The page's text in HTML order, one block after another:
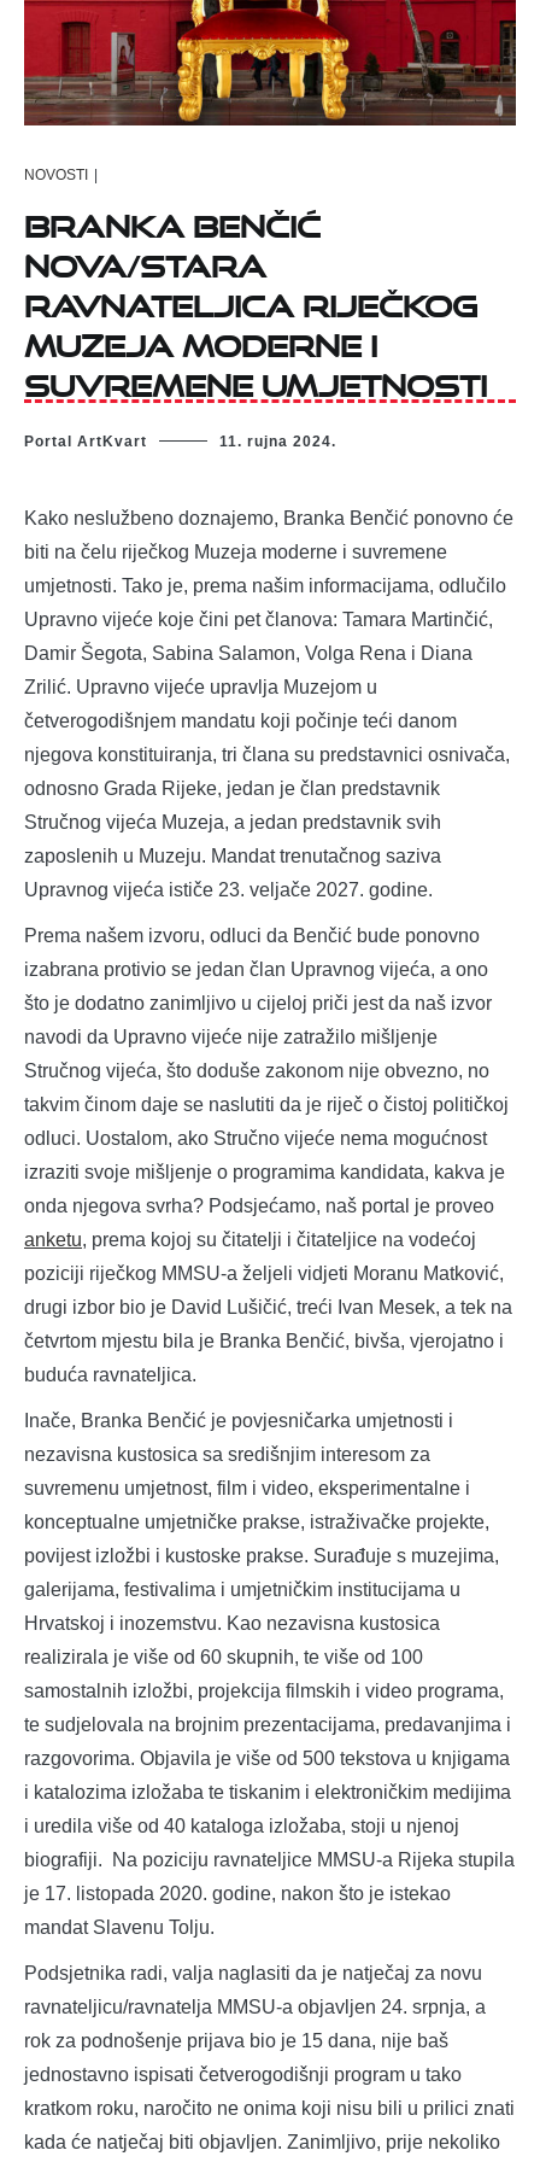
NOVOSTI |
BRANKA BENČIĆ
NOVA/STARA
RAVNATELJICA RIJEČKOG
MUZEJA MODERNE I
SUVREMENE UMJETNOSTI
Portal ArtKvart 11. rujna 2024.
Kako neslužbeno doznajemo, Branka Benčić ponovno će
biti na čelu riječkog Muzeja moderne i suvremene
umjetnosti. Tako je, prema našim informacijama, odlučilo
Upravno vijeće koje čini pet članova: Tamara Martinčić,
Damir Šegota, Sabina Salamon, Volga Rena i Diana
Zrilić. Upravno vijeće upravlja Muzejom u
četverogodišnjem mandatu koji počinje teći danom
njegova konstituiranja, tri člana su predstavnici osnivača,
odnosno Grada Rijeke, jedan je član predstavnik
Stručnog vijeća Muzeja, a jedan predstavnik svih
zaposlenih u Muzeju. Mandat trenutačnog saziva
Upravnog vijeća ističe 23. veljače 2027. godine.
Prema našem izvoru, odluci da Benčić bude ponovno
izabrana protivio se jedan član Upravnog vijeća, a ono
što je dodatno zanimljivo u cijeloj priči jest da naš izvor
navodi da Upravno vijeće nije zatražilo mišljenje
Stručnog vijeća, što doduše zakonom nije obvezno, no
takvim činom daje se naslutiti da je riječ o čistoj političkoj
odluci. Uostalom, ako Stručno vijeće nema mogućnost
izraziti svoje mišljenje o programima kandidata, kakva je
onda njegova svrha? Podsjećamo, naš portal je proveo
anketu, prema kojoj su čitatelji i čitateljice na vodećoj
poziciji riječkog MMSU-a željeli vidjeti Moranu Matković,
drugi izbor bio je David Lušičić, treći Ivan Mesek, a tek na
četvrtom mjestu bila je Branka Benčić, bivša, vjerojatno i
buduća ravnateljica.
Inače, Branka Benčić je povjesničarka umjetnosti i
nezavisna kustosica sa središnjim interesom za
suvremenu umjetnost, film i video, eksperimentalne i
konceptualne umjetničke prakse, istraživačke projekte,
povijest izložbi i kustoske prakse. Surađuje s muzejima,
galerijama, festivalima i umjetničkim institucijama u
Hrvatskoj i inozemstvu. Kao nezavisna kustosica
realizirala je više od 60 skupnih, te više od 100
samostalnih izložbi, projekcija filmskih i video programa,
te sudjelovala na brojnim prezentacijama, predavanjima i
razgovorima. Objavila je više od 500 tekstova u knjigama
i katalozima izložaba te tiskanim i elektroničkim medijima
i uredila više od 40 kataloga izložaba, stoji u njenoj
biografiji. Na poziciju ravnateljice MMSU-a Rijeka stupila
je 17. listopada 2020. godine, nakon što je istekao
mandat Slavenu Tolju.
Podsjetnika radi, valja naglasiti da je natječaj za novu
ravnateljicu/ravnatelja MMSU-a objavljen 24. srpnja, a
rok za podnošenje prijava bio je 15 dana, nije baš
jednostavno ispisati četverogodišnji program u tako
kratkom roku, naročito ne onima koji nisu bili u prilici znati
kada će natječaj biti objavljen. Zanimljivo, prije nekoliko